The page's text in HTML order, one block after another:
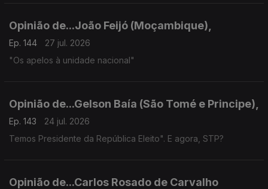
Opinião de...João Feijó (Moçambique),
Ep. 144
27 jul. 2026
"Os apelos à unidade nacional"
Opinião de...Gelson Baía (São Tomé e Principe),
Ep. 143
24 jul. 2026
Temos Presidente da República Eleito". E agora, STP?
Opinião de...Carlos Rosado de Carvalho